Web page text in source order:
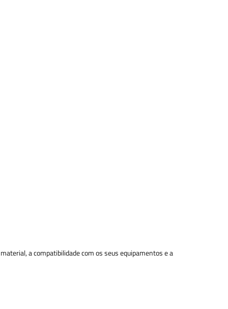
a compatibilidade com os seus equipamentos e a